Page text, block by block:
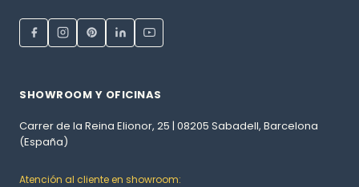
SHOWROOM Y OFICINAS
Carrer de la Reina Elionor, 25 | 08205 Sabadell, Barcelona
(España)
Atención al cliente en showroom: